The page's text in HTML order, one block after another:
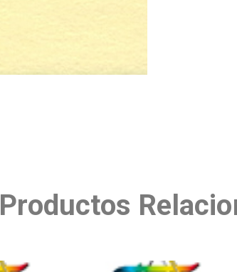
Productos